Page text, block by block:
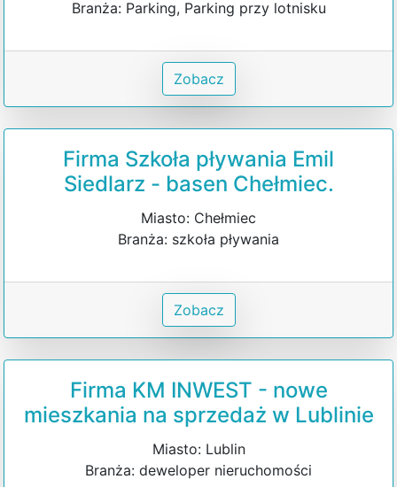
Branża: Parking, Parking przy lotnisku
Zobacz
Firma Szkoła pływania Emil
Siedlarz - basen Chełmiec.
Miasto: Chełmiec
Branża: szkoła pływania
Zobacz
Firma KM INWEST - nowe
mieszkania na sprzedaż w Lublinie
Miasto: Lublin
Branża: deweloper nieruchomości